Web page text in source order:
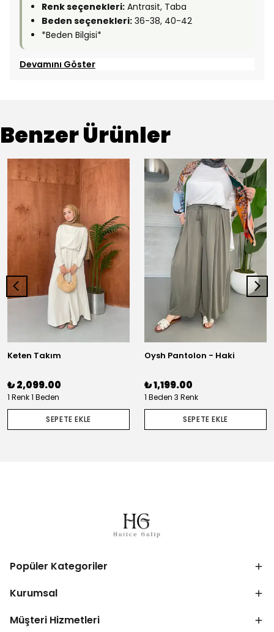
Renk seçenekleri: Antrasit, Taba
Beden seçenekleri: 36-38, 40-42
*Beden Bilgisi*
Devamını Göster
Benzer Ürünler
Keten Takım
₺ 2,099.00
1 Renk 1 Beden
SEPETE EKLE
Oysh Pantolon - Haki
₺ 1,199.00
1 Beden 3 Renk
SEPETE EKLE
Popüler Kategoriler
Kurumsal
Müşteri Hizmetleri